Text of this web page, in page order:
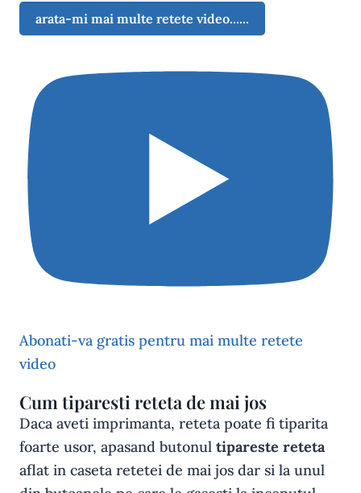
arata-mi mai multe retete video......
Abonati-va gratis pentru mai multe retete
video
Cum tiparesti reteta de mai jos
Daca aveti imprimanta, reteta poate fi tiparita
foarte usor, apasand butonul tipareste reteta
aflat in caseta retetei de mai jos dar si la unul